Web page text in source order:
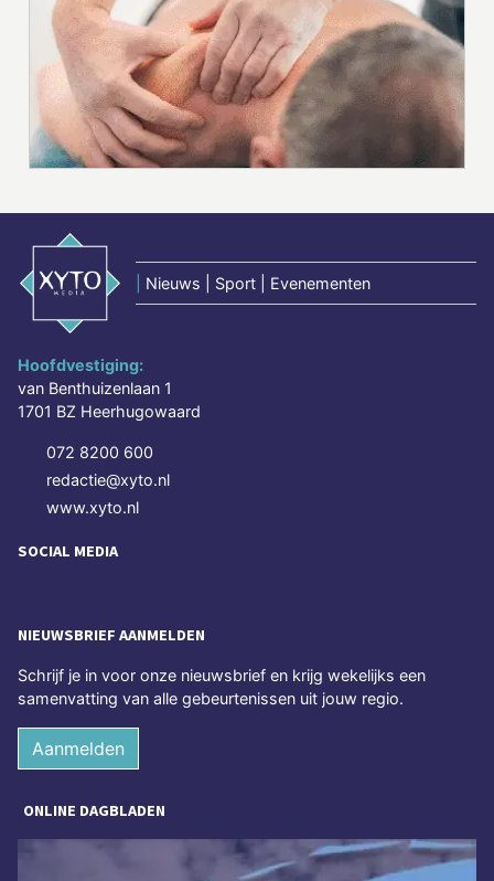
Nieuws | Sport | Evenementen
Hoofdvestiging:
van Benthuizenlaan 1
1701 BZ Heerhugowaard
072 8200 600
redactie@xyto.nl
www.xyto.nl
SOCIAL MEDIA
NIEUWSBRIEF AANMELDEN
Schrijf je in voor onze nieuwsbrief en krijg wekelijks een
samenvatting van alle gebeurtenissen uit jouw regio.
Aanmelden
ONLINE DAGBLADEN